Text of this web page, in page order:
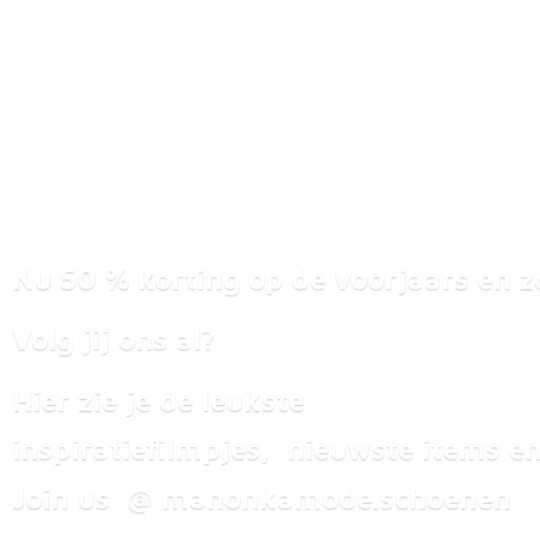
Nu 50 % korting op de voorjaars en
Volg jij ons al?
Hier zie je de leukste
inspiratiefilmpjes, nieuwste items
Join us @ manonkamode.schoenen